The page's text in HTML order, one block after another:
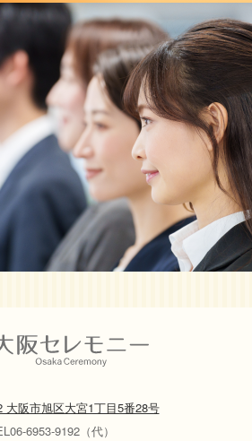
大阪市旭区大宮1丁目5番28号
6953-9192（代）